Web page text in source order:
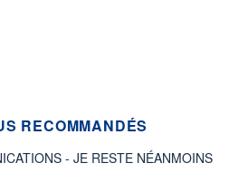
RECOMMANDÉS
- JE RESTE NÉANMOINS